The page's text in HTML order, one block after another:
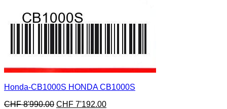
Honda-CB1000S HONDA CB1000S
CHF8'990.00 CHF 7'192.00